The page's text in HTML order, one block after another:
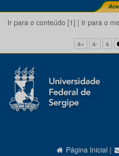
Ir para o conteúdo [1] | Ir para o
a+ a- a
Página Inicial |